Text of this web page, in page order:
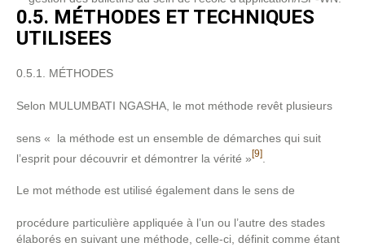
0.5. MÉTHODES ET TECHNIQUES
UTILISEES
0.5.1. MÉTHODES
Selon MULUMBATI NGASHA, le mot méthode revêt plusieurs
sens « la méthode est un ensemble de démarches qui suit
l’esprit pour découvrir et démontrer la vérité » [9]
Le mot méthode est utilisé également dans le sens de
procédure particulière appliquée à l’un ou l’autre des stades
élaborés en suivant une méthode, celle-ci, définit comme étant